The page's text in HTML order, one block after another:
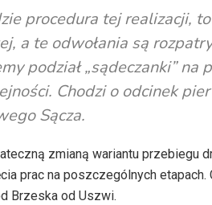
procedura tej realizacji,
a te odwołania są
podział „sądeczanki”
Chodzi o odcinek
Sącza.
zmianą wariantu przebiegu
prac na poszczególnych
Brzeska od Uszwi.